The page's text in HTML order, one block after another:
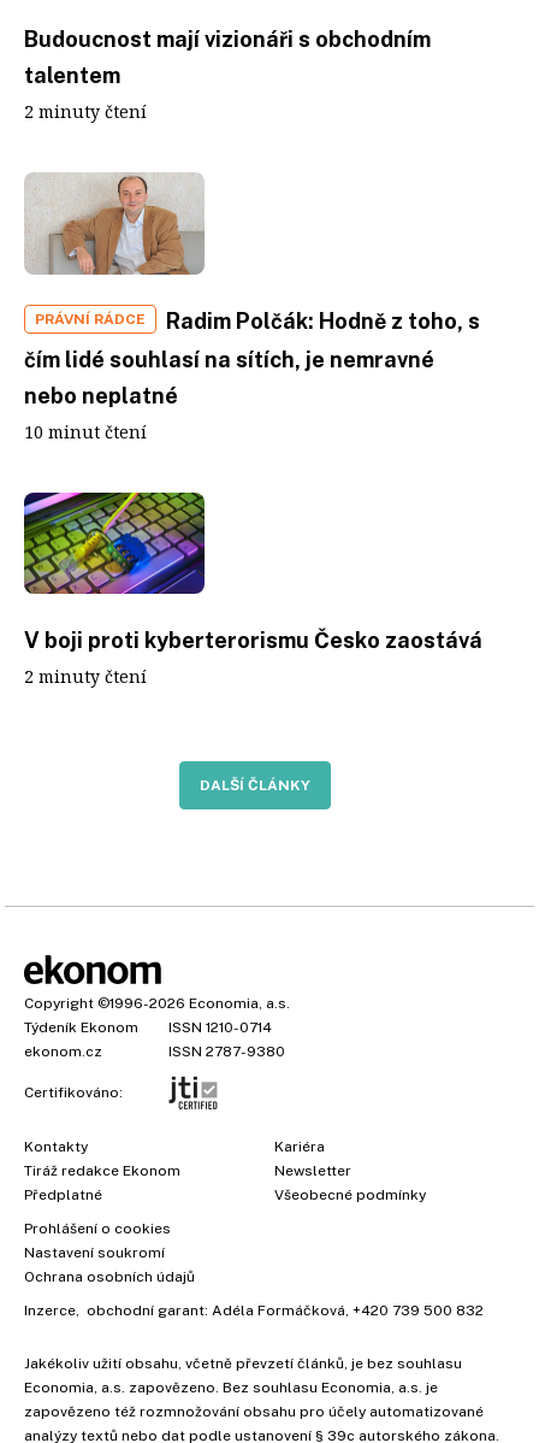
Budoucnost mají vizionáři s obchodním
talentem
2 minuty čtení
PRÁVNÍ RÁDCE
Radim Polčák: Hodně z toho, s
čím lidé souhlasí na sítích, je nemravné
nebo neplatné
10 minut čtení
V boji proti kyberterorismu Česko zaostává
2 minuty čtení
DALŠÍ ČLÁNKY
Copyright ©1996-2026 Economia, a.s.
Týdeník Ekonom
ISSN 1210-0714
ekonom.cz
ISSN 2787-9380
Certifikováno:
Kontakty
Tiráž redakce Ekonom
Předplatné
Kariéra
Newsletter
Všeobecné podmínky
Prohlášení o cookies
Nastavení soukromí
Ochrana osobních údajů
Inzerce, obchodní garant: Adéla Formáčková, +420 739 500 832
Jakékoliv užití obsahu, včetně převzetí článků, je bez souhlasu
Economia, a.s. zapovězeno. Bez souhlasu Economia, a.s. je
zapovězeno též rozmnožování obsahu pro účely automatizované
analýzy textů nebo dat podle ustanovení § 39c autorského zákona.